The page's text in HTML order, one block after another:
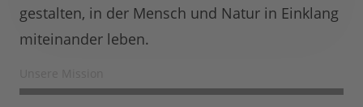
gestalten, in der Mensch und Natur in Einklang
miteinander leben.